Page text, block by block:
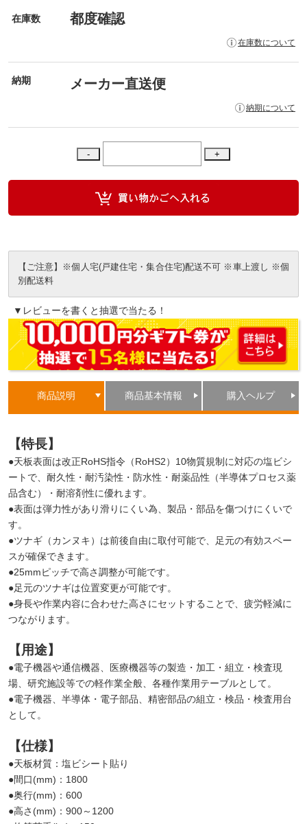
在庫数 都度確認
在庫数について
納期 メーカー直送便
納期について
【ご注意】※個人宅(戸建住宅・集合住宅)配送不可 ※車上渡し ※個
別配送料
▼レビューを書くと抽選で当たる！
商品説明 商品基本情報 購入ヘルプ
【特長】
●天板表面は改正RoHS指令（RoHS2）10物質規制に対応の塩ビシ
ートで、耐久性・耐汚染性・防水性・耐薬品性（半導体プロセス薬
品含む）・耐溶剤性に優れます。
●表面は弾力性があり滑りにくい為、製品・部品を傷つけにくいで
す。
●ツナギ（カンヌキ）は前後自由に取付可能で、足元の有効スペー
スが確保できます。
●25mmピッチで高さ調整が可能です。
●足元のツナギは位置変更が可能です。
●身長や作業内容に合わせた高さにセットすることで、疲労軽減に
つながります。
【用途】
●電子機器や通信機器、医療機器等の製造・加工・組立・検査現
場、研究施設等での軽作業全般、各種作業用テーブルとして。
●電子機器、半導体・電子部品、精密部品の組立・検品・検査用台
として。
【仕様】
●天板材質：塩ビシート貼り
●間口(mm)：1800
●奥行(mm)：600
●高さ(mm)：900～1200